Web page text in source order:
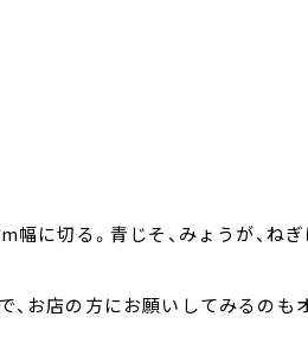
に切る。青じそ、みょうが、ね
お店の方にお願いしてみるのも